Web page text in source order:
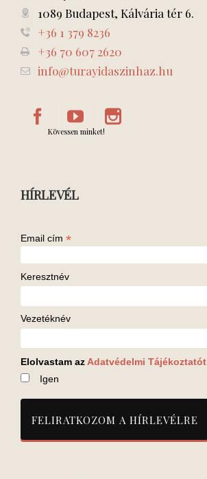
1089 Budapest, Kálvária tér 6.
+36 1 379 8236
+36 70 607 2620
info@turayidaszinhaz.hu
Kövessen minket!
HÍRLEVÉL
Email cím *
Keresztnév
Vezetéknév
Elolvastam az Adatvédelmi Tájékoztatót
Igen